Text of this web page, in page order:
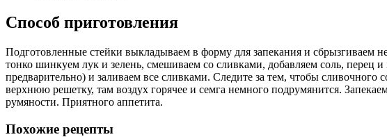
Способ приготовления
Подготовленные стейки выкладываем в форму для запекания и сбрызгиваем
тонко шинкуем лук и зелень, смешиваем со сливками, добавляем соль,
предварительно) и заливаем все сливками. Следите за тем, чтобы
верхнюю решетку, там воздух горячее и семга немного подрумянится.
румяности. Приятного аппетита.
Похожие рецепты